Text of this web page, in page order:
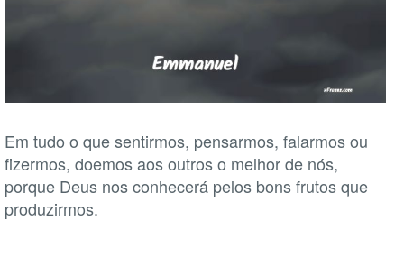
Em tudo o que sentirmos, pensarmos, falarmos ou
fizermos, doemos aos outros o melhor de nós,
porque Deus nos conhecerá pelos bons frutos que
produzirmos.